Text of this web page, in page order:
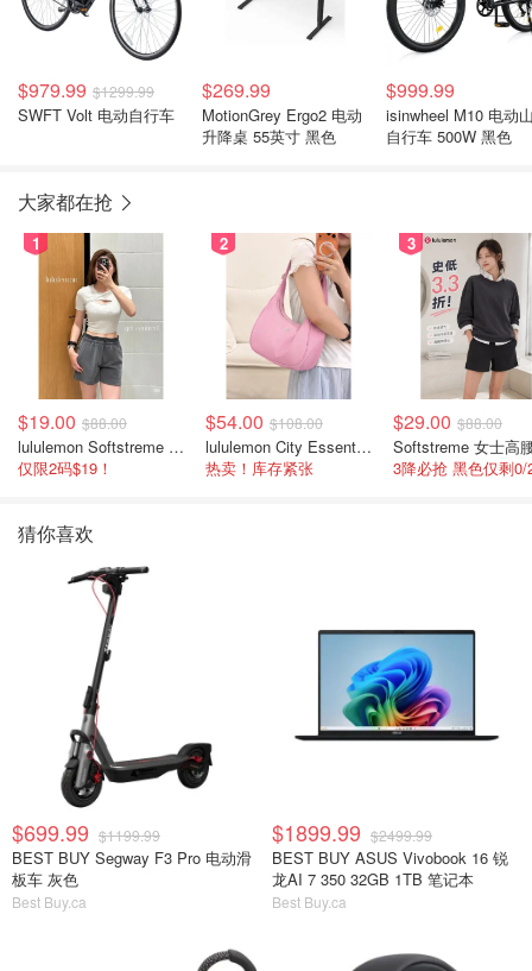
$979.99 $1299.99
SWFT Volt 电动自行车
$269.99
MotionGrey Ergo2 电动
升降桌 55英寸 黑色
$999.99
isinwheel M10 电动
自行车 500W 黑色
大家都在抢
1
$19.00 $88.00
lululemon Softstreme 女士高腰短裤 10cm
仅限2码$19！
2
$54.00 $108.00
lululemon City Essentials 肩背包 4L
热卖！库存紧张
3
$29.00 $88.00
猜你喜欢
$699.99 $1199.99
BEST BUY Segway F3 Pro 电动滑
板车 灰色
Best Buy.ca
$1899.99 $2499.99
BEST BUY ASUS Vivobook 16 锐
龙AI 7 350 32GB 1TB 笔记本
Best Buy.ca